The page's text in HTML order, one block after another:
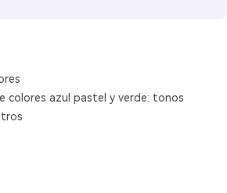
colores azul pastel y verde: tonos